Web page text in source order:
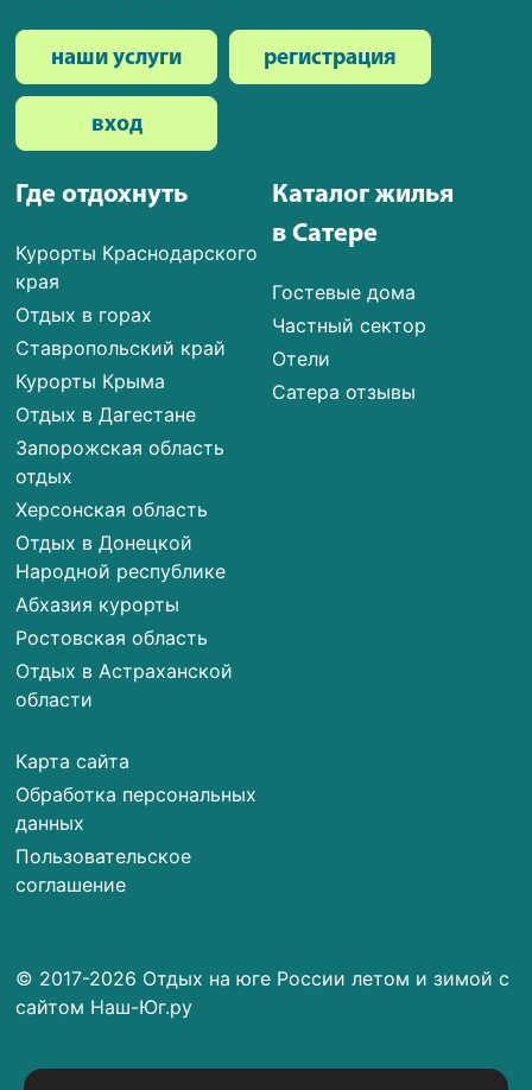
Где отдохнуть
Курорты Краснодарского
края
Отдых в горах
Ставропольский край
Курорты Крыма
Отдых в Дагестане
Запорожская область
отдых
Херсонская область
Отдых в Донецкой
Народной республике
Абхазия курорты
Ростовская область
Отдых в Астраханской
области
Карта сайта
Обработка персональных
данных
Пользовательское
соглашение
Каталог жилья
в Сатере
Гостевые дома
Частный сектор
Отели
Сатера отзывы
наши услуги регистрация
вход
© 2017-2026 Отдых на юге России летом и зимой с
сайтом Наш-Юг.ру